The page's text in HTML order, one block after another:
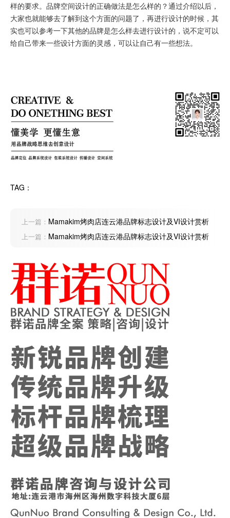
样的要求。品牌空间设计的正确做法是怎么样的？通过介绍以后，
大家也就能够去了解到这个方面的问题了，再进行设计的时候，其
实也可以参考一下其他的品牌是怎么样去进行设计的，说不定可以
给自己带来一些设计方面的灵感，可以让自己有一些想法。
TAG：
上一篇： Mamakim烤肉店连云港品牌标志设计及VI设计赏析
上一篇： Mamakim烤肉店连云港品牌标志设计及VI设计赏析